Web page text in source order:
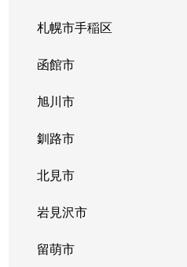
北３５条東
北３５条東
北３５条東
北３６条東
北３７条東
北３７条東
北３９条東
札幌市手稲区
函館市
旭川市
釧路市
北見市
岩見沢市
留萌市